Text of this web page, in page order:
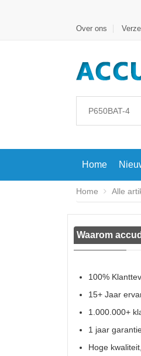
Over ons
Home
Home Alle
Waarom
100%
15+ Jaar
1.000.000+
1 jaar
Hoge